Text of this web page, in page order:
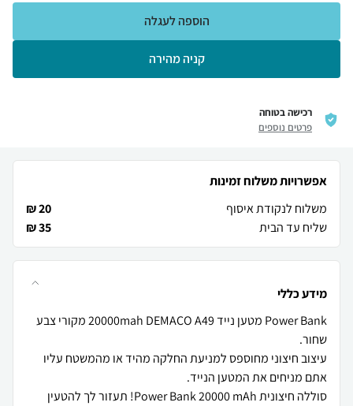
קניה מהירה
הוספה לעגלה
רכישה בטוחה
פרטים נוספים
אפשרויות משלוח זמינות
משלוח לנקודת איסוף
20 ₪
שליח עד הבית
35 ₪
מידע כללי
Power Bank מטען נייד 20000mah DEMACO A49 מקורי צבע
עיצוב חיצוני מחוספס למניעת החלקה מהיד או מהמשטח עליו
סוללה חיצונית Power Bank 20000 mAh! תעזור לך להטעין